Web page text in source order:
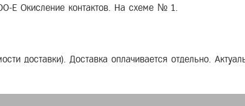
E Окисление контактов. На схеме № 1.
доставки). Доставка оплачивается отдельно.